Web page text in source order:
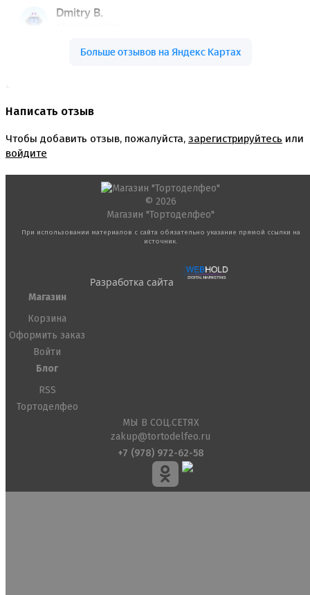
Написать отзыв
Чтобы добавить отзыв, пожалуйста, зарегистрируйтесь или
войдите
© 2026
Магазин "Тортоделфео"
При использовании материалов с сайта обязательно указание прямой ссылки на
источник.
Разработка сайта
Магазин
Корзина
Оформить заказ
Войти
Блог
RSS
Тортоделфео
МЫ В СОЦ.СЕТЯХ
zakup@tortodelfeo.ru
+7 (978) 972-62-58